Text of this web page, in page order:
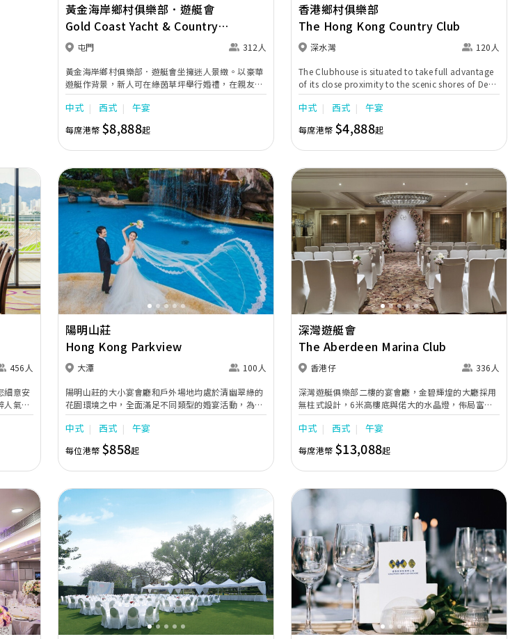
黃金海岸鄉村俱樂部．遊艇會
Gold Coast Yacht & Country
Club
屯門 312人
黃金海岸鄉村俱樂部．遊艇會坐擁迷人景緻。以豪華
遊艇作背景，新人可在綠茵草坪舉行婚禮，在親友及
碧海藍天的見證下，訂立愛的盟誓，接受來賓的祝
福。時尚浪漫的室內外婚宴場地，典雅的佈置及優越
的餐飲服務，定會為你的婚禮添上無限甜蜜驚喜。
2026-2027年婚禮套餐* 翠綠庭園證婚套餐 尊享價
HK$52,000 中式午宴由每席HK$8,888起 中式晚宴由
1,080起 西式晚宴(宴會廳)每位由HK$ 1,180起 西式
午宴(花園廳)每位由HK$ 1,080起 西式晚宴(花園廳)
每位由HK$ 1,180起 *優惠附設條款及細則
中式 西式 午宴
每席港幣 $8,888起
香港鄉村俱樂部
The Hong Kong Country Club
深水灣 120人
The Clubhouse is situated to take full advantage
of its close proximity to the scenic shores of Deep
Water Bay affording magnificent ocean views
from the dining outlets and function rooms on
all floors of the building.
中式 西式 午宴
每席港幣 $4,888起
Next
456人
細意安
人氣
活佈局
佈
Previous Next
陽明山莊
Hong Kong Parkview
大潭 100人
陽明山莊的大小宴會廳和戶外場地均處於清幽翠綠的
花園環境之中，全面滿足不同類型的婚宴活動，為您
度身打造最難忘的體驗。豪華的怡景廳擁有特高樓底
及地標式大理石旋轉樓梯，新人從樓梯徐徐步下時尤
為動人壯觀。
中式 西式 午宴
每位港幣 $858起
Previous Next
深灣遊艇會
The Aberdeen Marina Club
香港仔 336人
深灣遊艇俱樂部二樓的宴會廳，金碧輝煌的大廳採用
無柱式設計，6米高樓底與偌大的水晶燈，佈局富麗
堂皇，氣派不凡，足夠筵開28席。
中式 西式 午宴
每席港幣 $13,088起
Previous Next Previous Next